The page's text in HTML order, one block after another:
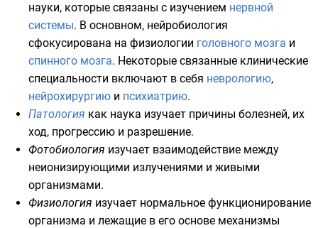
науки, которые связаны с изучением нервной
системы. В основном, нейробиология
сфокусирована на физиологии головного мозга и
спинного мозга. Некоторые связанные клинические
специальности включают в себя неврологию,
нейрохирургию и психиатрию.
Патология как наука изучает причины болезней, их
ход, прогрессию и разрешение.
Фотобиология изучает взаимодействие между
неионизирующими излучениями и живыми
организмами.
Физиология изучает нормальное функционирование
организма и лежащие в его основе механизмы